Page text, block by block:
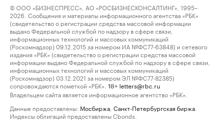
© ООО «БИЗНЕСПРЕСС», АО «РОСБИЗНЕСКОНСАЛТИНГ», 1995–
2026. Сообщения и материалы информационного агентства «РБК»
(свидетельство о регистрации средства массовой информации
выдано Федеральной службой по надзору в сфере связи,
информационных технологий и массовых коммуникаций
(Роскомнадзор) 09.12.2015 за номером ИА №ФС77-63848) и сетевого
издания «РБК» (свидетельство о регистрации средства массовой
информации выдано Федеральной службой по надзору в сфере связи,
информационных технологий и массовых коммуникаций
(Роскомнадзор) 03.12.2021 за номером ЭЛ №ФС77-82385)
сопровождаются пометкой «РБК».
18+ letters@rbc.ru
Владельцем сайта является информационное агентство «РБК».
Данные предоставлены: Мосбиржа Санкт-Петербургская биржа
Индексы облигаций предоставлены Cbonds.